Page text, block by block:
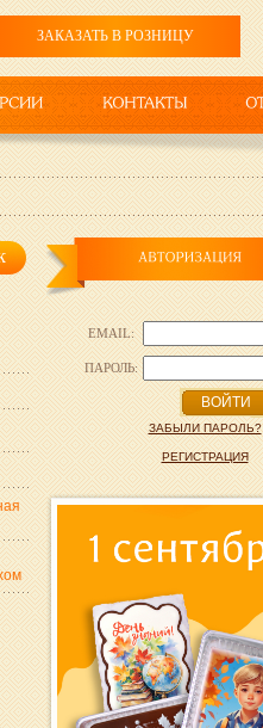
ЗАКАЗАТЬ В РОЗНИЦУ
EMAIL:
ПАРОЛЬ:
ВОЙТИ
ЗАБЫЛИ ПАРОЛЬ?
РЕГИСТРАЦИЯ